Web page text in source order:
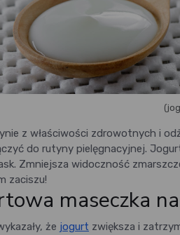
z właściwości zdrowotnych i
do rutyny pielęgnacyjnej.
Zmniejsza widoczność
zaciszu!
maseczka
że jogurt zwiększa i